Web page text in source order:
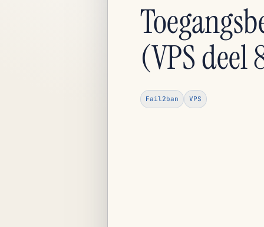
(VPS deel
Fail2ban VPS